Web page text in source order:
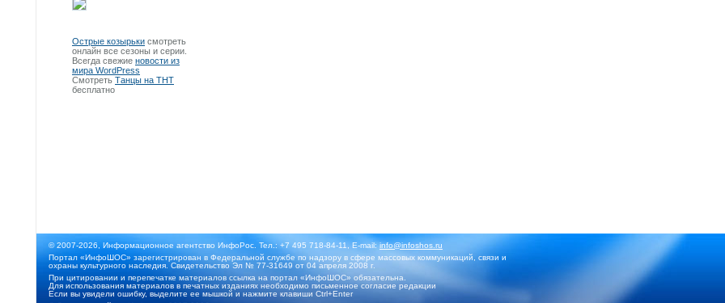
Острые козырьки смотреть
онлайн все сезоны и серии.
Всегда свежие новости из
мира WordPress
Смотреть Танцы на ТНТ
бесплатно
© 2007-2026, Информационное агентство ИнфоРос. Тел.: +7 495 718-84-11, E-mail:info@infoshos.ru
Портал «ИнфоШОС» зарегистрирован в Федеральной службе по надзору в сфере массовых коммуникаций, связи и
охраны культурного наследия. Свидетельство Эл № 77-31649 от 04 апреля 2008 г.
При цитировании и перепечатке материалов ссылка на портал «ИнфоШОС» обязательна.
Для использования материалов в печатных изданиях необходимо письменное согласие редакции
Если вы увидели ошибку, выделите ее мышкой и нажмите клавиши Ctrl+Enter